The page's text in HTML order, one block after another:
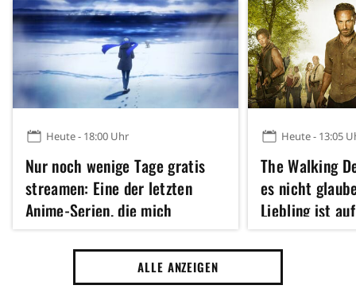
Heute - 18:00 Uhr
Nur noch wenige Tage gratis
streamen: Eine der letzten
Anime-Serien, die mich
komplett begeistern konnten
Heute - 13:05
The Walking
es nicht
Liebling ist
zu Dead City
wiedervereint
ALLE ANZEIGEN